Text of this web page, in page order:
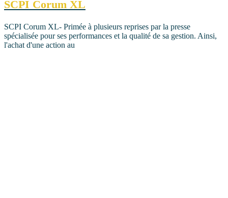
SCPI Corum XL
SCPI Corum XL- Primée à plusieurs reprises par la presse
spécialisée pour ses performances et la qualité de sa gestion. Ainsi,
l'achat d'une action au